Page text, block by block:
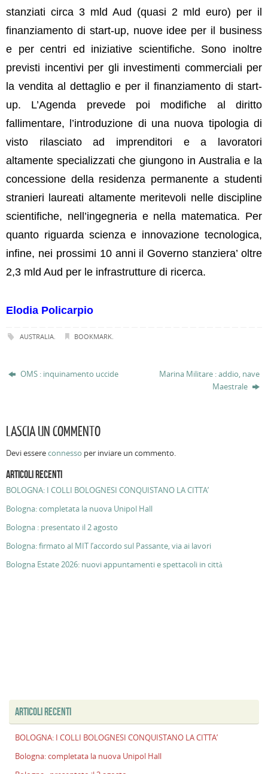
stanziati circa 3 mld Aud (quasi 2 mld euro) per il
finanziamento di start-up, nuove idee per il business
e per centri ed iniziative scientifiche. Sono inoltre
previsti incentivi per gli investimenti commerciali per
la vendita al dettaglio e per il finanziamento di start-
up. L’Agenda prevede poi modifiche al diritto
fallimentare, l’introduzione di una nuova tipologia di
visto rilasciato ad imprenditori e a lavoratori
altamente specializzati che giungono in Australia e la
concessione della residenza permanente a studenti
stranieri laureati altamente meritevoli nelle discipline
scientifiche, nell’ingegneria e nella matematica. Per
quanto riguarda scienza e innovazione tecnologica,
infine, nei prossimi 10 anni il Governo stanziera’ oltre
2,3 mld Aud per le infrastrutture di ricerca.
Elodia Policarpio
AUSTRALIA. BOOKMARK.
OMS : inquinamento uccide
Marina Militare : addio, nave
Maestrale
LASCIA UN COMMENTO
Devi essereconnesso per inviare un commento.
ARTICOLI RECENTI
BOLOGNA: I COLLI BOLOGNESI CONQUISTANO LA CITTA’
Bologna: completata la nuova Unipol Hall
Bologna : presentato il 2 agosto
Bologna: firmato al MIT l’accordo sul Passante, via ai lavori
Bologna Estate 2026: nuovi appuntamenti e spettacoli in città
ARTICOLI RECENTI
BOLOGNA: I COLLI BOLOGNESI CONQUISTANO LA CITTA’
Bologna: completata la nuova Unipol Hall